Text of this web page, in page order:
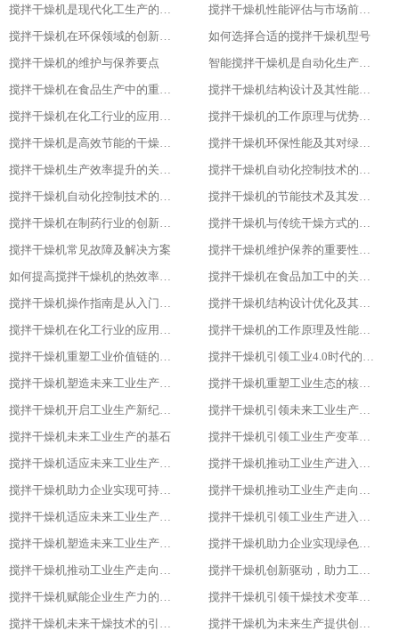
搅拌干燥机是现代化工生产的得力助手
搅拌干燥机性能评估与市场前景分析
搅拌干燥机在环保领域的创新应用
如何选择合适的搅拌干燥机型号
搅拌干燥机的维护与保养要点
智能搅拌干燥机是自动化生产的新趋势
搅拌干燥机在食品生产中的重要作用
搅拌干燥机结构设计及其性能优化
搅拌干燥机在化工行业的应用实践
搅拌干燥机的工作原理与优势分析
搅拌干燥机是高效节能的干燥新选择
搅拌干燥机环保性能及其对绿色生产的意义
搅拌干燥机生产效率提升的关键因素
搅拌干燥机自动化控制技术的探索与实践
搅拌干燥机自动化控制技术的探索与实践
搅拌干燥机的节能技术及其发展趋势
搅拌干燥机在制药行业的创新应用
搅拌干燥机与传统干燥方式的比较与优势分析
搅拌干燥机常见故障及解决方案
搅拌干燥机维护保养的重要性及实施方法
如何提高搅拌干燥机的热效率与干燥效果
搅拌干燥机在食品加工中的关键作用
搅拌干燥机操作指南是从入门到精通
搅拌干燥机结构设计优化及其影响研究
搅拌干燥机在化工行业的应用及优势分析
搅拌干燥机的工作原理及性能特点详解
搅拌干燥机重塑工业价值链的重要一环
搅拌干燥机引领工业4.0时代的核心设备
搅拌干燥机塑造未来工业生产新格局的重要工具
搅拌干燥机重塑工业生态的核心力量
搅拌干燥机开启工业生产新纪元的关键
搅拌干燥机引领未来工业生产的先锋
搅拌干燥机未来工业生产的基石
搅拌干燥机引领工业生产变革的重要力量
搅拌干燥机适应未来工业生产需求的必备设备
搅拌干燥机推动工业生产进入高效、绿色、智能新时代
搅拌干燥机助力企业实现可持续发展目标
搅拌干燥机推动工业生产走向智能化、绿色化、高效化
搅拌干燥机适应未来工业生产需求的创新设备
搅拌干燥机引领工业生产进入新时代
搅拌干燥机塑造未来工业生产的新格局
搅拌干燥机助力企业实现绿色、智能、高效生产
搅拌干燥机推动工业生产走向智能化与可持续发展的关键
搅拌干燥机创新驱动，助力工业生产绿色转型
搅拌干燥机赋能企业生产力的关键设备
搅拌干燥机引领干燥技术变革的先锋
搅拌干燥机未来干燥技术的引领者
搅拌干燥机为未来生产提供创新解决方案